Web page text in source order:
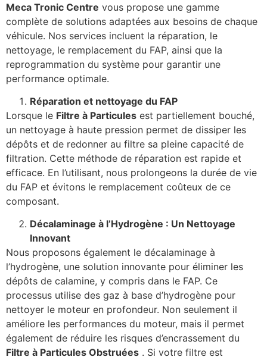
Meca Tronic Centre vous propose une gamme
complète de solutions adaptées aux besoins de chaque
véhicule. Nos services incluent la réparation, le
nettoyage, le remplacement du FAP, ainsi que la
reprogrammation du système pour garantir une
performance optimale.
Réparation et nettoyage du FAP
Lorsque le Filtre à Particules est partiellement bouché,
un nettoyage à haute pression permet de dissiper les
dépôts et de redonner au filtre sa pleine capacité de
filtration. Cette méthode de réparation est rapide et
efficace. En l’utilisant, nous prolongeons la durée de vie
du FAP et évitons le remplacement coûteux de ce
composant.
Décalaminage à l’Hydrogène : Un Nettoyage
Innovant
Nous proposons également le décalaminage à
l’hydrogène, une solution innovante pour éliminer les
dépôts de calamine, y compris dans le FAP. Ce
processus utilise des gaz à base d’hydrogène pour
nettoyer le moteur en profondeur. Non seulement il
améliore les performances du moteur, mais il permet
également de réduire les risques d’encrassement du
Filtre à Particules Obstruées . Si votre filtre est